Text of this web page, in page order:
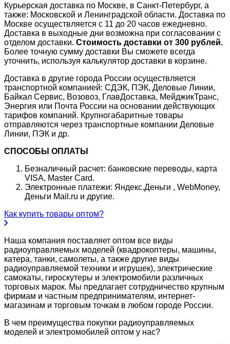
Курьерская доставка по Москве, в Санкт-Петербург, а
также: Московской и Ленинградской области. Доставка по
Москве осуществляется с 11 до 20 часов ежедневно.
Доставка в выходные дни возможна при согласовании с
отделом доставки. Стоимость доставки от 300 рублей.
Более точную сумму доставки Вы сможете всегда
уточнить, используя калькулятор доставки в корзине.
Доставка в другие города России осуществляется
транспортной компанией: СДЭК, ПЭК, Деловые Линии,
Байкал Сервис, Возовоз, ГлавДоставка, МейджикТранс,
Энергия или Почта России на основании действующих
тарифов компаний. Крупногабаритные товары
отправляются через транспортные компании Деловые
Линии, ПЭК и др.
СПОСОБЫ ОПЛАТЫ
Безналичный расчет: банковские переводы, карта
VISA, Master Card.
Электронные платежи: Яндекс.Деньги , WebMoney,
Деньги Mail.ru и другие.
Как купить товары оптом?
Наша компания поставляет оптом все виды
радиоуправляемых моделей (квадрокоптеры, машины,
катера, танки, самолеты, а также другие виды
радиоуправляемой техники и игрушек), электрические
самокаты, гироскутеры и электромобили различных
торговых марок. Мы предлагает сотрудничество крупным
фирмам и частным предпринимателям, интернет-
магазинам и торговым точкам в любом городе России.
В чем преимущества покупки радиоуправляемых
моделей и электромобилей оптом у нас?